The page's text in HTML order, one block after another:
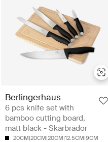
Berlingerhaus
6 pcs knife set with
bamboo cutting board,
matt black - Skärbrädor
20CM|20CM|20CM|12.5CM|9CM